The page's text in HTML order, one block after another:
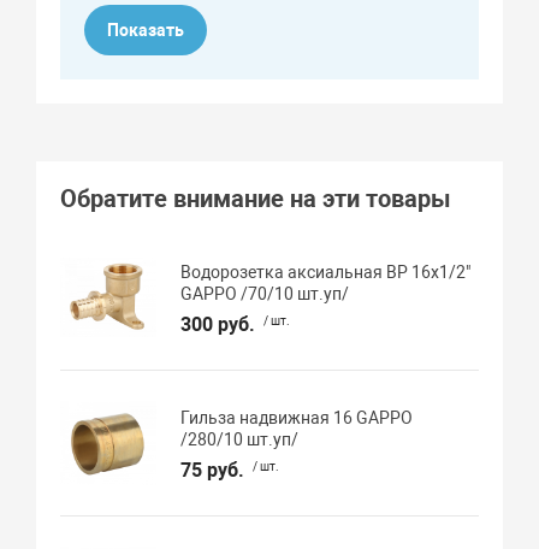
Показать
Обратите внимание на эти товары
Водорозетка аксиальная ВР 16х1/2"
GAPPO /70/10 шт.уп/
300 руб. / шт.
Гильза надвижная 16 GAPPO
/280/10 шт.уп/
75 руб. / шт.